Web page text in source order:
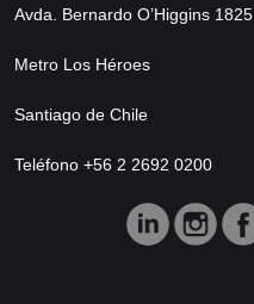
Avda. Bernardo O’Higgins 1825
Metro Los Héroes
Santiago de Chile
Teléfono +56 2 2692 0200